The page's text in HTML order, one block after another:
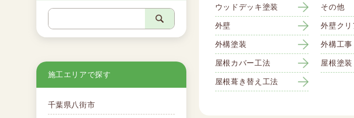
施工エリアで探す
千葉県八街市
ウッドデッキ塗装 その他
外壁
外壁クリ
外構塗装
外構工事
屋根カバー工法
屋根塗装
屋根葺き替え工法